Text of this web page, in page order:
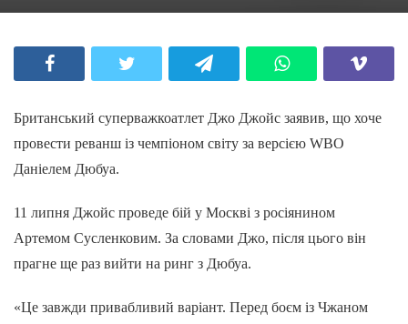
Британський суперважкоатлет Джо Джойс заявив, що хоче
провести реванш із чемпіоном світу за версією WBO
Даніелем Дюбуа.
11 липня Джойс проведе бій у Москві з росіянином
Артемом Сусленковим. За словами Джо, після цього він
прагне ще раз вийти на ринг з Дюбуа.
«Це завжди привабливий варіант. Перед боєм із Чжаном